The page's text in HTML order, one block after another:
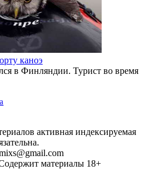
каноэ
в Финляндии. Турист во время
активная индексируемая
материалы 18+